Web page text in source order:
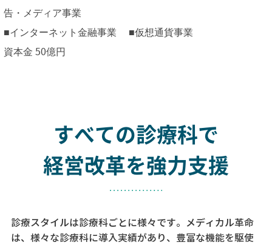
告・メディア事業
■インターネット金融事業 ■仮想通貨事業
資本金 50億円
すべての診療科で
経営改革を強力支援
診療スタイルは診療科ごとに様々です。メディカル革命
は、様々な診療科に導入実績があり、 豊富な機能を駆使